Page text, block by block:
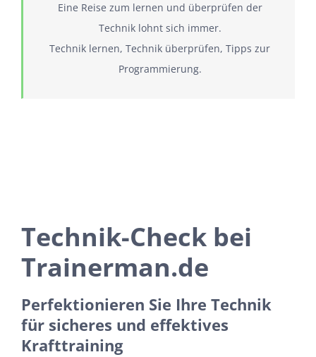
Eine Reise zum lernen und überprüfen der
Technik lohnt sich immer.
Technik lernen, Technik überprüfen, Tipps zur
Programmierung.
Technik-Check bei
Trainerman.de
Perfektionieren Sie Ihre Technik
für sicheres und effektives
Krafttraining